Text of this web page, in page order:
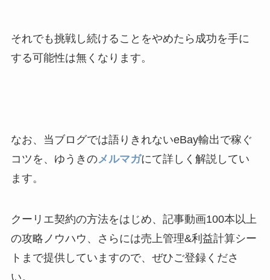
それでも挑戦し続けることをやめたら成功を手に
する可能性は無くなります。
なお、当ブログでは語りきれないeBay輸出で稼ぐ
コツを、ゆうきのメルマガにて詳しく解説してい
ます。
クーリエ契約の方法をはじめ、記事動画100本以上
の攻略ノウハウ、さらには売上管理&利益計算シー
トまで提供していますので、ぜひご登録くださ
い。